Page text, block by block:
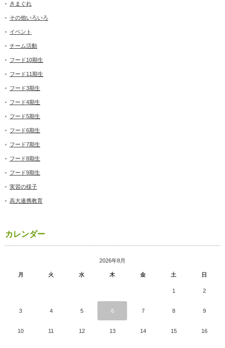
きまぐれ
その他いろいろ
イベント
チーム活動
フード10期生
フード11期生
フード3期生
フード4期生
フード5期生
フード6期生
フード7期生
フード8期生
フード9期生
実習の様子
高大連携教育
カレンダー
2026年8月
月 火 水 木 金 土 日
1 2
3 4 5 6 7 8 9
10 11 12 13 14 15 16